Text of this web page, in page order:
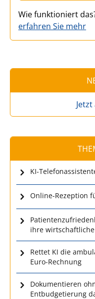
Wie funktioniert
erfahren Sie mehr
KI-
Online-Rezeption
ihre
Rettet KI die
Euro-Rechnung
Dokumentieren
Entbudgetierung